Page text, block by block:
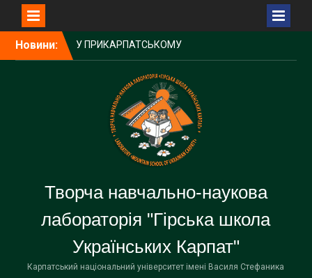
Новини:
УНІВЕРСИТЕТІ ВІДБУВСЯ
ОСВІТНЬО-МИСТЕЦЬКИЙ
ФЕСТИВАЛЬ
УКРАЇНСЬКИХ ШКІЛ
ДІАСПОРИ ТА ЗАКЛАДІВ
ОСВІТИ УКРАЇНИ
БУДІВНИЧИЙ
ГУЦУЛЬСЬКОЇ ШКОЛИ –
НАРОДНИЙ УЧИТЕЛЬ
УКРАЇНИ, ПОЧЕСНИЙ
УНІВЕРСИТЕТУ – ПЕТРО
ГАЛА-КОНЦЕРТ
КОНКУРСУ. СВЯТО
ВДЯЧНОСТІ, МРІЙ ТА
Творча навчально-наукова
лабораторія "Гірська школа
Українських Карпат"
Карпатський національний університет імені Василя Стефаника